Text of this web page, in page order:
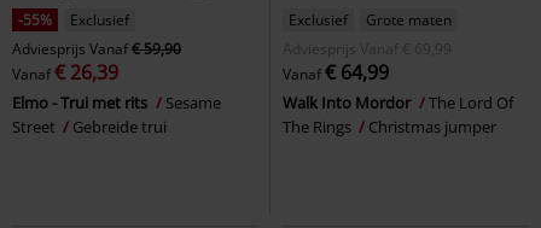
-55%
Exclusief
Adviesprijs Vanaf€ 59,90
Vanaf€ 26,39
Elmo - Trui met rits
Sesame
Street
Gebreide trui
Exclusief
Grote maten
Adviesprijs
Vanaf € 69,99
Vanaf€ 64,99
Walk Into Mordor
The Lord Of
The Rings
Christmas jumper